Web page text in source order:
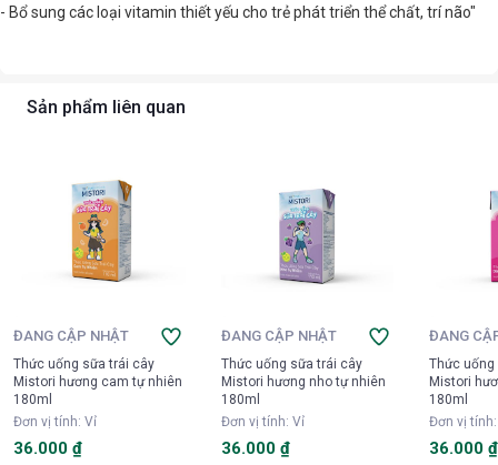
- Bổ sung các loại vitamin thiết yếu cho trẻ phát triển thể chất, trí não"
Sản phẩm liên quan
ĐANG CẬP NHẬT
Thức uống sữa trái cây
Mistori hương cam tự nhiên
180ml
Đơn vị tính: Vỉ
36.000 ₫
ĐANG CẬP NHẬT
Thức uống sữa trái cây
Mistori hương nho tự nhiên
180ml
Đơn vị tính:Vỉ
36.000 ₫
ĐANG
Thức
Mistori
180ml
Đơn vị tính
36.000 ₫